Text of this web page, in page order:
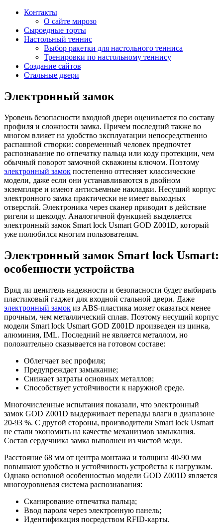
Контакты
О сайте мирозо
Сыроедные торты
Настольный теннис
Выбор ракетки для настольного тенниса
Тренировки по настольному теннису
Создание сайтов
Стальные двери
Электронный замок
Уровень безопасности входной двери оценивается по составу
профиля и сложности замка. Причем последний также во
многом влияет на удобство эксплуатации непосредственно
распашной створки: современный человек предпочтет
распознавание по отпечатку пальца или коду протекции, чем
обычный поворот замочной скважины ключом. Поэтому
электронный замок постепенно оттесняет классические
модели, даже если они устанавливаются в двойном
экземпляре и имеют антисъемные накладки. Несущий корпус
электронного замка практически не имеет выходных
отверстий. Электроника через сканер приводит в действие
ригели и щеколду. Аналогичной функцией выделяется
электронный замок Smart lock Usmart GOD Z001D, который
уже полюбился многим пользователям.
Электронный замок Smart lock Usmart:
особенности устройства
Вряд ли ценитель надежности и безопасности будет выбирать
пластиковый гаджет для входной стальной двери. Даже
электронный замок из ABS-пластика может оказаться менее
прочным, чем металлический сплав. Поэтому несущий корпус
модели Smart lock Usmart GOD Z001D произведен из цинка,
алюминия, IML. Последний не является металлом, но
положительно сказывается на готовом составе:
Облегчает вес профиля;
Предупреждает замыкание;
Снижает затраты основных металлов;
Способствует устойчивости к наружной среде.
Многочисленные испытания показали, что электронный
замок GOD Z001D выдерживает перепады влаги в диапазоне
20-93 %. С другой стороны, производители Smart lock Usmart
не стали экономить на качестве механизмов замыкания.
Состав сердечника замка выполнен из чистой меди.
Расстояние 68 мм от центра монтажа и толщина 40-90 мм
повышают удобство и устойчивость устройства к нагрузкам.
Однако основной особенностью модели GOD Z001D является
многоуровневая система распознавания:
Сканирование отпечатка пальца;
Ввод пароля через электронную панель;
Идентификация посредством RFID-карты.